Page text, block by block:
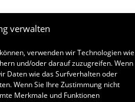
verwalten
verwenden wir Technologien wie
und/oder darauf zuzugreifen. Wenn
Daten wie das Surfverhalten oder
Wenn Sie Ihre Zustimmung nicht
Merkmale und Funktionen